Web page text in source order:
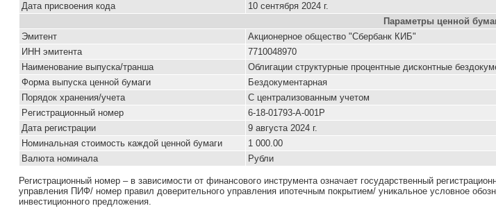
Дата присвоения кода
10 сентября 2024 г.
Параметры ценной
Эмитент
Акционерное общество "Сбербанк КИБ"
ИНН эмитента
7710048970
Наименование выпуска/транша
Облигации структурные процентные дисконтные
Форма выпуска ценной бумаги
Бездокументарная
Порядок хранения/учета
С централизованным учетом
Pегистрационный номер
6-18-01793-A-001P
Дата регистрации
9 августа 2024 г.
Номинальная стоимость каждой ценной бумаги
1 000.00
Валюта номинала
Рубли
Регистрационный номер – в зависимости от финансового инструмента означает государственный
управления ПИФ/ номер правил доверительного управления ипотечным покрытием/ уникальное условное
инвестиционного предложения.